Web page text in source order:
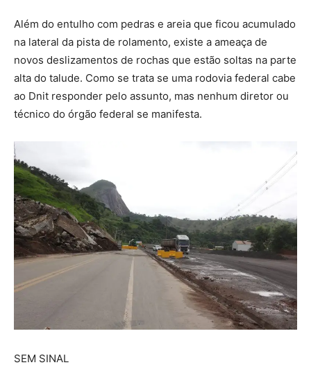
Além do entulho com pedras e areia que ficou acumulado
na lateral da pista de rolamento, existe a ameaça de
novos deslizamentos de rochas que estão soltas na parte
alta do talude. Como se trata se uma rodovia federal cabe
ao Dnit responder pelo assunto, mas nenhum diretor ou
técnico do órgão federal se manifesta.
SEM SINAL